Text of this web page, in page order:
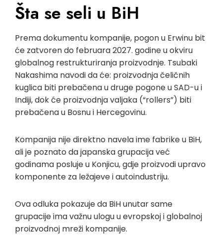
Šta se seli u BiH
Prema dokumentu kompanije, pogon u Erwinu bit
će zatvoren do februara 2027. godine u okviru
globalnog restrukturiranja proizvodnje. Tsubaki
Nakashima navodi da će: proizvodnja čeličnih
kuglica biti prebačena u druge pogone u SAD-u i
Indiji, dok će proizvodnja valjaka (“rollers”) biti
prebačena u Bosnu i Hercegovinu.
Kompanija nije direktno navela ime fabrike u BiH,
ali je poznato da japanska grupacija već
godinama posluje u Konjicu, gdje proizvodi upravo
komponente za ležajeve i autoindustriju.
Ova odluka pokazuje da BiH unutar same
grupacije ima važnu ulogu u evropskoj i globalnoj
proizvodnoj mreži kompanije.